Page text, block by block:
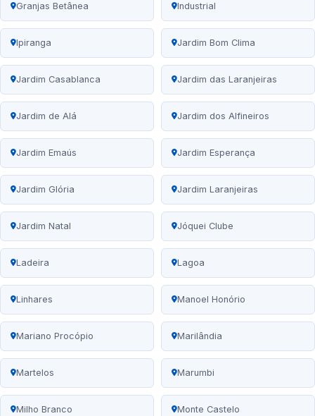
Granjas Betânea Industrial
Ipiranga Jardim Bom Clima
Jardim Casablanca Jardim das Laranjeiras
Jardim de Alá Jardim dos Alfineiros
Jardim Emaús Jardim Esperança
Jardim Glória Jardim Laranjeiras
Jardim Natal Jóquei Clube
Ladeira Lagoa
Linhares Manoel Honório
Mariano Procópio Marilândia
Martelos Marumbi
Milho Branco Monte Castelo